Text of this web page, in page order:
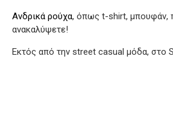
Ανδρικά ρούχα, όπως t-shirt, μπουφάν,
ανακαλύψετε!
Εκτός από την street casual μόδα, στο